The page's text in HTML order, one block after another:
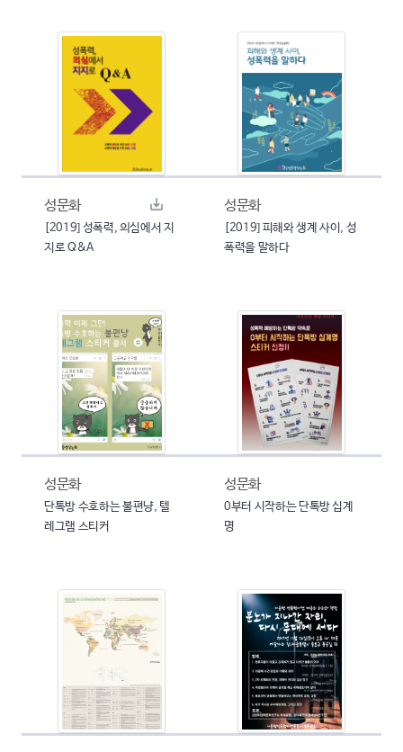
성문화
[2019] 성폭력, 의심에서 지
지로 Q&A
성문화
[2019] 피해와 생계 사이, 성
폭력을 말하다
성문화
단톡방 수호하는 불편냥, 텔
레그램 스티커
성문화
0부터 시작하는 단톡방 십계
명